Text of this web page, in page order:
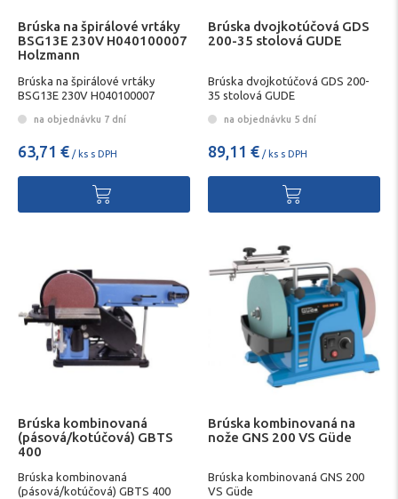
Brúska na špirálové vrtáky
BSG13E 230V H040100007
Holzmann
Brúska na špirálové vrtáky
BSG13E 230V H040100007
na objednávku 7 dní
63,71 € / ks s DPH
Brúska dvojkotúčová GDS
200-35 stolová GUDE
Brúska dvojkotúčová GDS 200-
35 stolová GUDE
na objednávku 5 dní
89,11 € / ks s DPH
Brúska kombinovaná
(pásová/kotúčová) GBTS
400
Brúska kombinovaná
(pásová/kotúčová) GBTS 400
Brúska kombinovaná na
nože GNS 200 VS Güde
Brúska kombinovaná GNS 200
VS Güde